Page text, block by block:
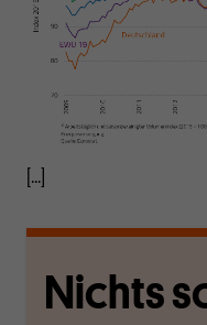
[...]
Nichts